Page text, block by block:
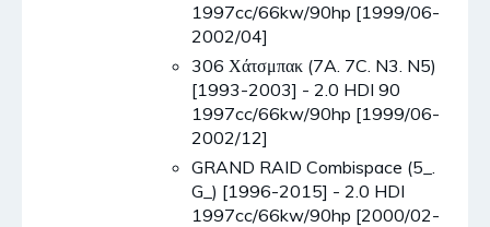
1997cc/66kw/90hp [1999/06-
2002/04]
306 Χάτσμπακ (7A. 7C. N3. N5)
[1993-2003] - 2.0 HDI 90
1997cc/66kw/90hp [1999/06-
2002/12]
GRAND RAID Combispace (5_.
G_) [1996-2015] - 2.0 HDI
1997cc/66kw/90hp [2000/02-